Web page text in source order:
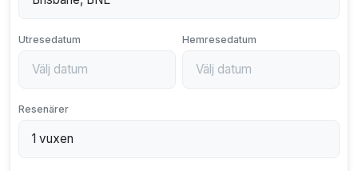
Utresedatum Hemresedatum
Resenärer